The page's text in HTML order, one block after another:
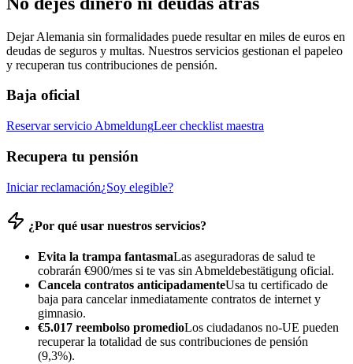
Dejar Alemania sin formalidades puede resultar en miles de euros en
deudas de seguros y multas. Nuestros servicios gestionan el papeleo
y recuperan tus contribuciones de pensión.
Baja oficial
Reservar servicio AbmeldungLeer checklist maestra
Recupera tu pensión
Iniciar reclamación¿Soy elegible?
¿Por qué usar nuestros servicios?
Evita la trampa fantasmaLas aseguradoras de salud te
cobrarán €900/mes si te vas sin Abmeldebestätigung oficial.
Cancela contratos anticipadamenteUsa tu certificado de
baja para cancelar inmediatamente contratos de internet y
gimnasio.
€5.017 reembolso promedioLos ciudadanos no-UE pueden
recuperar la totalidad de sus contribuciones de pensión
(9,3%).